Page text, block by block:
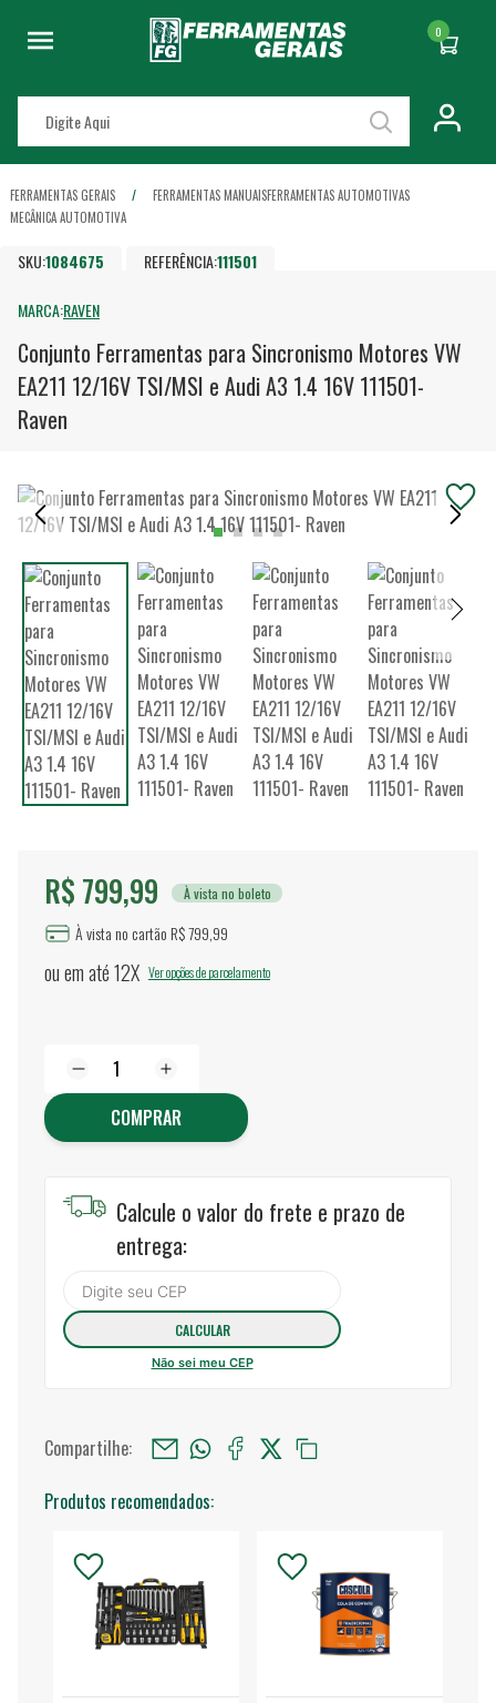
0
FERRAMENTAS GERAIS FERRAMENTAS MANUAISFERRAMENTAS AUTOMOTIVAS
MECÂNICA AUTOMOTIVA
SKU:1084675 REFERÊNCIA:111501
MARCA:RAVEN
Conjunto Ferramentas para Sincronismo Motores VW
EA211 12/16V TSI/MSI e Audi A3 1.4 16V 111501-
Raven
R$ 799,99 À vista no boleto
À vista no cartão R$ 799,99
ou em até12X Ver opções de parcelamento
COMPRAR
Calcule o valor do frete e prazo de
entrega:
Não sei meu CEP
Compartilhe:
Produtos recomendados: